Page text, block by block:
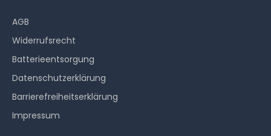
AGB
Widerrufs­recht
Batterieentsorgung
Datenschutzerklärung
Barrierefreiheitserklärung
Impressum